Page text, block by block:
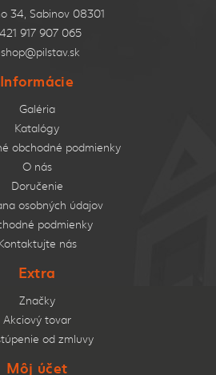
34, Sabinov 08301
917 907 065
Informácie
Galéria
Katalógy
obchodné podmienky
O nás
Doručenie
osobných údajov
podmienky
nás
Extra
Značky
Akciový tovar
od zmluvy
Môj účet